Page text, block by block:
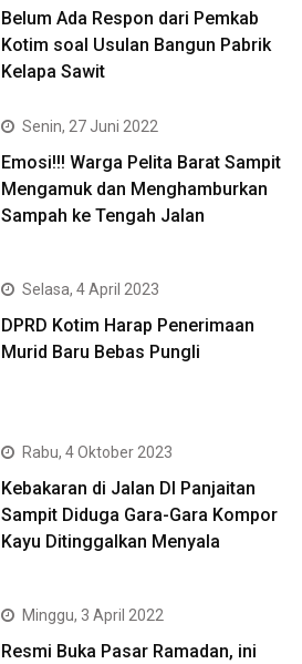
Belum Ada Respon dari Pemkab
Kotim soal Usulan Bangun Pabrik
Kelapa Sawit
Senin, 27 Juni 2022
Emosi!!! Warga Pelita Barat Sampit
Mengamuk dan Menghamburkan
Sampah ke Tengah Jalan
Selasa, 4 April 2023
DPRD Kotim Harap Penerimaan
Murid Baru Bebas Pungli
Rabu, 4 Oktober 2023
Kebakaran di Jalan DI Panjaitan
Sampit Diduga Gara-Gara Kompor
Kayu Ditinggalkan Menyala
Minggu, 3 April 2022
Resmi Buka Pasar Ramadan, ini